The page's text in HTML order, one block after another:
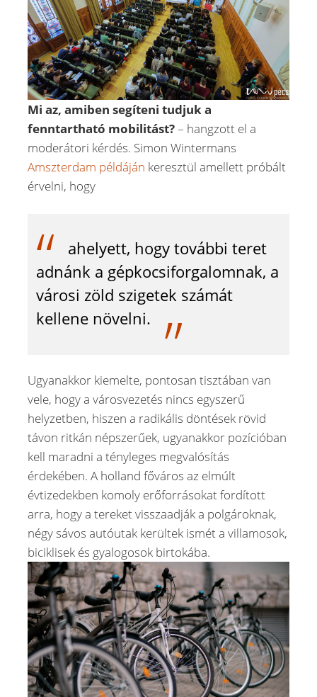
Mi az, amiben segíteni tudjuk a
fenntartható mobilitást?– hangzott el a
moderátori kérdés. Simon Wintermans
Amszterdam példáján keresztül amellett próbált
érvelni, hogy
ahelyett, hogy további teret
adnánk a gépkocsiforgalomnak, a
városi zöld szigetek számát
kellene növelni.
Ugyanakkor kiemelte, pontosan tisztában van
vele, hogy a városvezetés nincs egyszerű
helyzetben, hiszen a radikális döntések rövid
távon ritkán népszerűek, ugyanakkor pozícióban
kell maradni a tényleges megvalósítás
érdekében. A holland főváros az elmúlt
évtizedekben komoly erőforrásokat fordított
arra, hogy a tereket visszaadják a polgároknak,
négy sávos autóutak kerültek ismét a villamosok,
biciklisek és gyalogosok birtokába.